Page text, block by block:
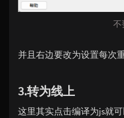
不
并且右边要改为设置每次
3.转为线上
这里其实点击编译为js就